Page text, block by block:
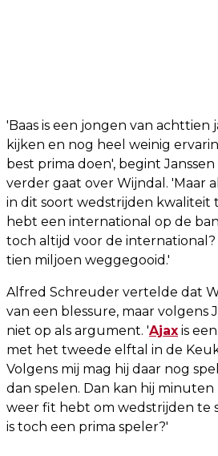
'Baas is een jongen van achttien
kijken en nog heel weinig
best prima doen', begint Janssen
verder gaat over Wijndal. 'Maar
in dit soort wedstrijden kwaliteit
hebt een international op de
toch altijd voor de international?
tien miljoen weggegooid.'
Alfred Schreuder vertelde dat
van een blessure, maar volgens
niet op als argument. 'Ajax is
met het tweede elftal in de
Volgens mij mag hij daar nog
dan spelen. Dan kan hij
weer fit hebt om wedstrijden te
is toch een prima speler?'